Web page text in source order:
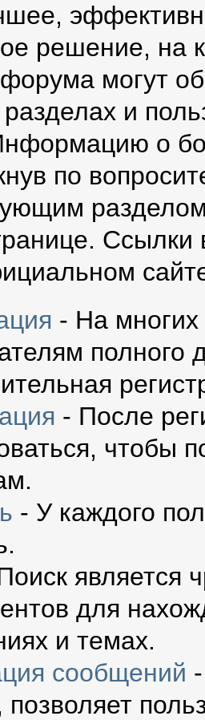
решение, на
могут
и
о
по
Ссылки
- На
полного
- После
чтобы
- У каждого
является
для
и темах.
сообщений